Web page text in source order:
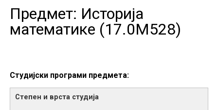
Предмет: Историја
математике (17.0M528)
Студијски програми предмета: